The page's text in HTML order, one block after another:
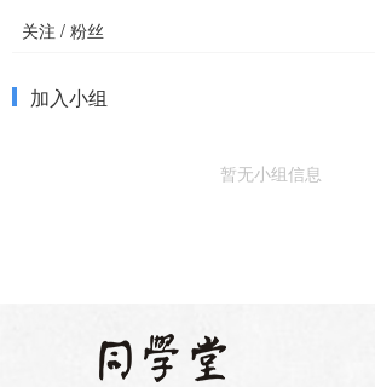
关注 / 粉丝
加入小组
暂无小组信息